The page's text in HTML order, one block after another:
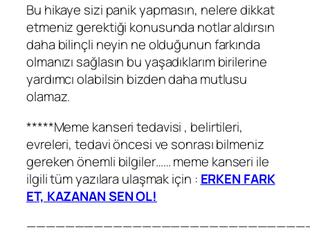
Bu hikaye sizi panik yapmasın, nelere dikkat
etmeniz gerektiği konusunda notlar aldırsın
daha bilinçli neyin ne olduğunun farkında
olmanızı sağlasın bu yaşadıklarım birilerine
yardımcı olabilsin bizden daha mutlusu
olamaz.
*****Meme kanseri tedavisi , belirtileri,
evreleri, tedavi öncesi ve sonrası bilmeniz
gereken önemli bilgiler…… meme kanseri ile
ilgili tüm yazılara ulaşmak için : ERKEN FARK
ET, KAZANAN SEN OL!